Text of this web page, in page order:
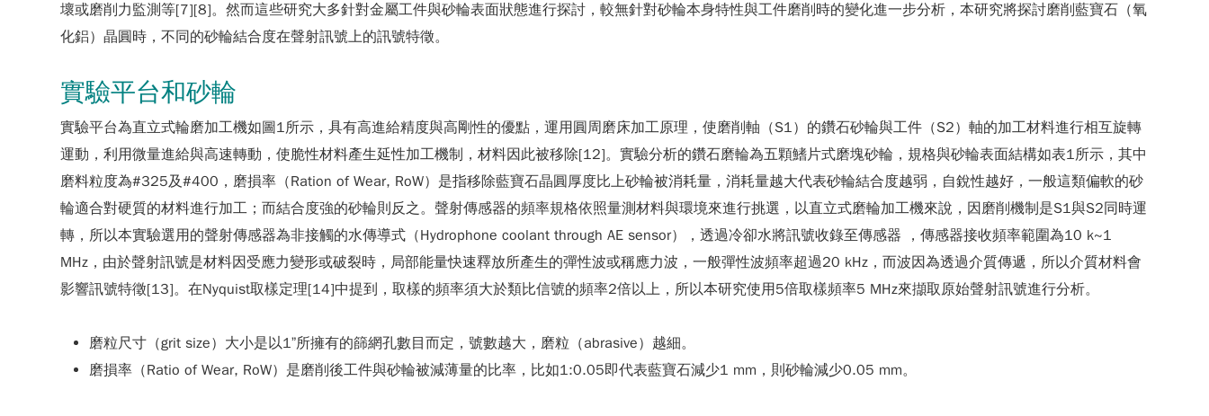
壞或磨削力監測等[7][8]。然而這些研究大多針對金屬工件與砂輪表面狀態進行探討，較無針對砂輪本身特性與工件磨削時的變化進一步分析，本研究將探討磨削藍寶石（氧
化鋁）晶圓時，不同的砂輪結合度在聲射訊號上的訊號特徵。
實驗平台和砂輪
實驗平台為直立式輪磨加工機如圖1所示，具有高進給精度與高剛性的優點，運用圓周磨床加工原理，使磨削軸（S1）的鑽石砂輪與工件（S2）軸的加工材料進行相互旋轉
運動，利用微量進給與高速轉動，使脆性材料產生延性加工機制，材料因此被移除[12]。實驗分析的鑽石磨輪為五顆鰭片式磨塊砂輪，規格與砂輪表面結構如表1所示，其中
磨料粒度為#325及#400，磨損率（Ration of Wear, RoW）是指移除藍寶石晶圓厚度比上砂輪被消耗量，消耗量越大代表砂輪結合度越弱，自銳性越好，一般這類偏軟的砂
輪適合對硬質的材料進行加工；而結合度強的砂輪則反之。聲射傳感器的頻率規格依照量測材料與環境來進行挑選，以直立式磨輪加工機來說，因磨削機制是S1與S2同時運
轉，所以本實驗選用的聲射傳感器為非接觸的水傳導式（Hydrophone coolant through AE sensor），透過冷卻水將訊號收錄至傳感器 ，傳感器接收頻率範圍為10 k~1
MHz，由於聲射訊號是材料因受應力變形或破裂時，局部能量快速釋放所產生的彈性波或稱應力波，一般彈性波頻率超過20 kHz，而波因為透過介質傳遞，所以介質材料會
影響訊號特徵[13]。在Nyquist取樣定理[14]中提到，取樣的頻率須大於類比信號的頻率2倍以上，所以本研究使用5倍取樣頻率5 MHz來擷取原始聲射訊號進行分析。
磨粒尺寸（grit size）大小是以1”所擁有的篩網孔數目而定，號數越大，磨粒（abrasive）越細。
磨損率（Ratio of Wear, RoW）是磨削後工件與砂輪被減薄量的比率，比如1:0.05即代表藍寶石減少1 mm，則砂輪減少0.05 mm。